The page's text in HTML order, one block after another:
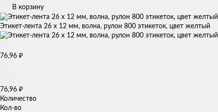
В корзину
Этикет-лента 26 х 12 мм, волна, рулон 800 этикеток, цвет желтый
76,96 ₽
76,96 ₽
Количество
Кол-во